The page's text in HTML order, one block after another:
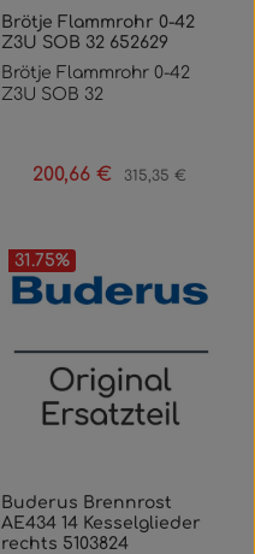
Brötje Flammrohr 0-42
Z3U SOB 32 652629
Brötje Flammrohr 0-42
Z3U SOB 32
Verkaufspreis:
200,66 € Regulärer Preis:
315,35 €
31.75%
Buderus Brennrost
AE434 14 Kesselglieder
rechts 5103824